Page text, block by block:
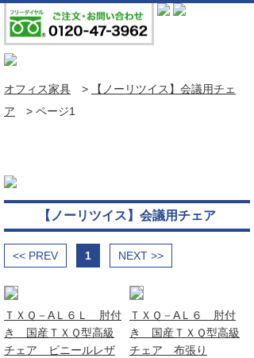
オフィス家具 >
【ノーリツイス】会議用チェ
ア > ページ1
【ノーリツイス】会議用チェア
<< PREV 1 NEXT >>
ＴＸＱ－AＬ６Ｌ 肘付
き 国産ＴＸＱ型高級
チェア ビニールレザ
ＴＸＱ－AＬ６ 肘付
き 国産ＴＸＱ型高級
チェア 布張り